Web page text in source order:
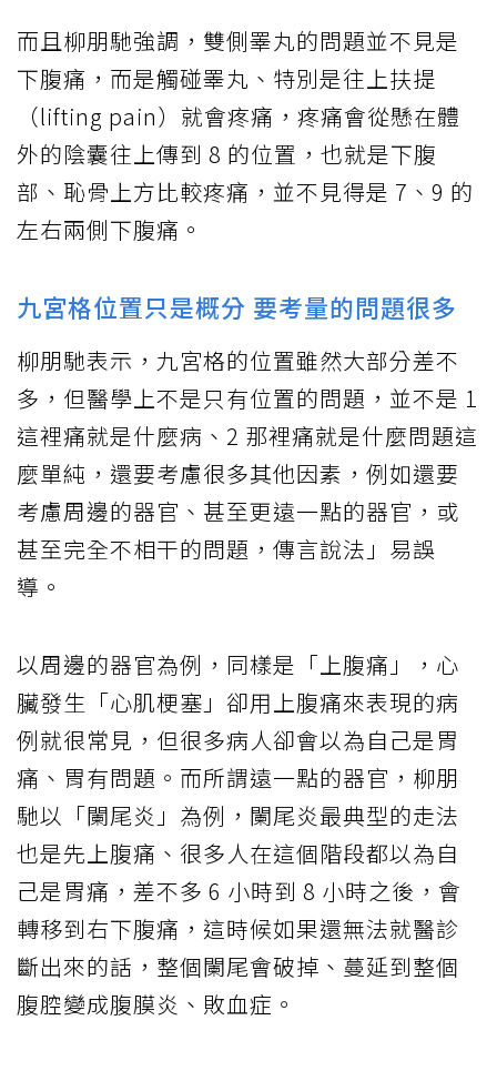
而且柳朋馳強調，雙側睪丸的問題並不見是
下腹痛，而是觸碰睪丸、特別是往上扶提
（lifting pain）就會疼痛，疼痛會從懸在體
外的陰囊往上傳到 8 的位置，也就是下腹
部、恥骨上方比較疼痛，並不見得是 7、9 的
左右兩側下腹痛。
九宮格位置只是概分 要考量的問題很多
柳朋馳表示，九宮格的位置雖然大部分差不
多，但醫學上不是只有位置的問題，並不是 1
這裡痛就是什麼病、2 那裡痛就是什麼問題這
麼單純，還要考慮很多其他因素，例如還要
考慮周邊的器官、甚至更遠一點的器官，或
甚至完全不相干的問題，傳言說法」易誤
導。
以周邊的器官為例，同樣是「上腹痛」，心
臟發生「心肌梗塞」卻用上腹痛來表現的病
例就很常見，但很多病人卻會以為自己是胃
痛、胃有問題。而所謂遠一點的器官，柳朋
馳以「闌尾炎」為例，闌尾炎最典型的走法
也是先上腹痛、很多人在這個階段都以為自
己是胃痛，差不多 6 小時到 8 小時之後，會
轉移到右下腹痛，這時候如果還無法就醫診
斷出來的話，整個闌尾會破掉、蔓延到整個
腹腔變成腹膜炎、敗血症。